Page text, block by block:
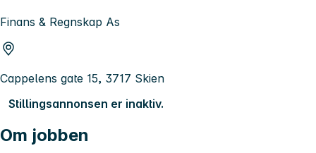
Finans & Regnskap As
Cappelens gate 15, 3717 Skien
Stillingsannonsen er inaktiv.
Om jobben